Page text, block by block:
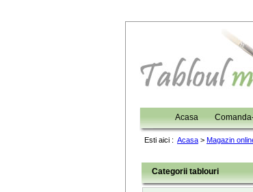
Acasa
Esti aici : Acasa > Magazin
Categorii tablouri